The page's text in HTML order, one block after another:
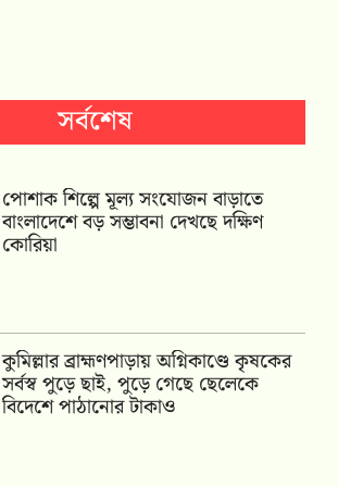
সর্বশেষ
পোশাক শিল্পে মূল্য সংযোজন বাড়াতে
বাংলাদেশে বড় সম্ভাবনা দেখছে দক্ষিণ
কোরিয়া
কুমিল্লার ব্রাহ্মণপাড়ায় অগ্নিকাণ্ডে কৃষকের
সর্বস্ব পুড়ে ছাই, পুড়ে গেছে ছেলেকে
বিদেশে পাঠানোর টাকাও